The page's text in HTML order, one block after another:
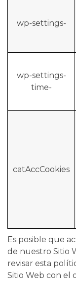
wp-settings-
wp-settings-
time-
catAccCookies
Es posible que
de nuestro Sitio
revisar esta
Sitio Web con el